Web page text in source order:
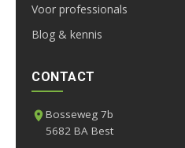
Voor professionals
Blog & kennis
CONTACT
Bosseweg 7b
5682 BA Best